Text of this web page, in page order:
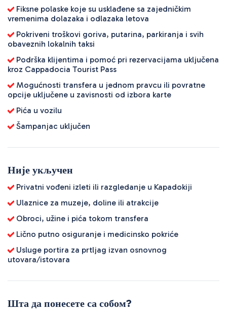
Fiksne polaske koje su usklađene sa zajedničkim
vremenima dolazaka i odlazaka letova
Pokriveni troškovi goriva, putarina, parkiranja i svih
obaveznih lokalnih taksi
Podrška klijentima i pomoć pri rezervacijama uključena
kroz Cappadocia Tourist Pass
Mogućnosti transfera u jednom pravcu ili povratne
opcije uključene u zavisnosti od izbora karte
Pića u vozilu
Šampanjac uključen
Није укључен
Privatni vođeni izleti ili razgledanje u Kapadokiji
Ulaznice za muzeje, doline ili atrakcije
Obroci, užine i pića tokom transfera
Lično putno osiguranje i medicinsko pokriće
Usluge portira za prtljag izvan osnovnog
utovara/istovara
Шта да понесете са собом?